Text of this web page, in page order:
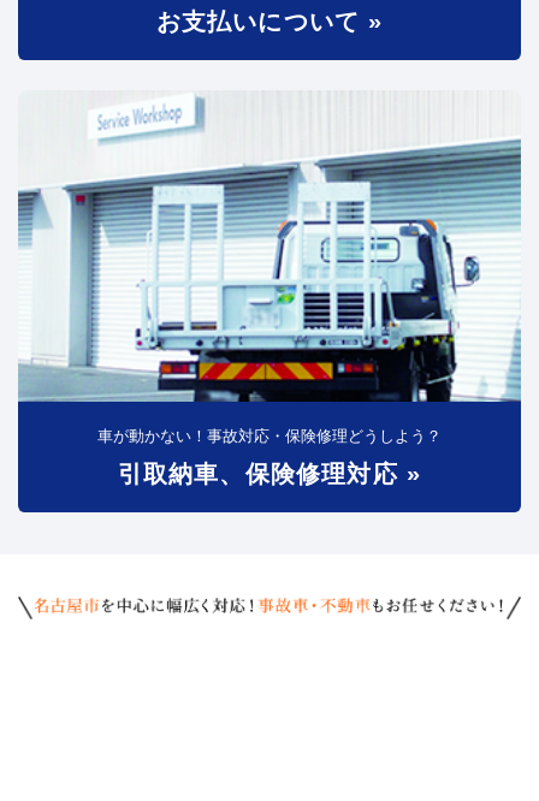
お支払いについて »
車が動かない！事故対応・保険修理どうしよう？
引取納車、保険修理対応 »